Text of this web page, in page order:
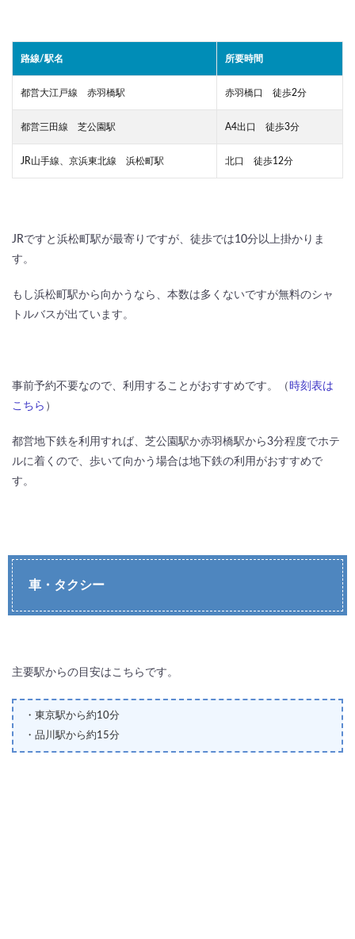
路線/駅名 所要時間
都営大江戸線 赤羽橋駅 赤羽橋口 徒歩2分
都営三田線 芝公園駅 A4出口 徒歩3分
JR山手線、京浜東北線 浜松町駅 北口 徒歩12分
JRですと浜松町駅が最寄りですが、徒歩では10分以上掛かりま
す。
もし浜松町駅から向かうなら、本数は多くないですが無料のシャ
トルバスが出ています。
事前予約不要なので、利用することがおすすめです。（ 時刻表は
こちら ）
都営地下鉄を利用すれば、芝公園駅か赤羽橋駅から3分程度でホテ
ルに着くので、歩いて向かう場合は地下鉄の利用がおすすめで
す。
車・タクシー
主要駅からの目安はこちらです。
・東京駅から約10分
・品川駅から約15分